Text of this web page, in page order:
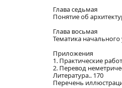
Глава седьмая
Понятие об
Глава восьмая
Тематика
Приложения
1. Практические
2. Перевод
Литература.. 170
Перечень